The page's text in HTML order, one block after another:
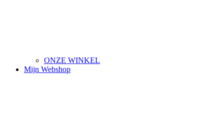
ONZE WINKEL
Mijn Webshop